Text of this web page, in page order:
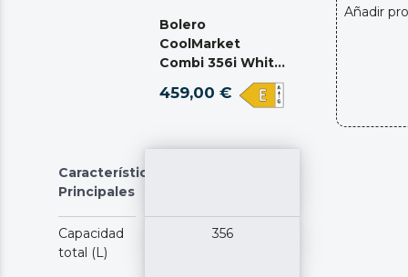
Bolero
CoolMarket
Combi 356i White
459,00 €
Añadir
Características
Principales
Capacidad
total (L)
356